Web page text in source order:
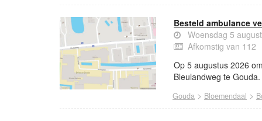
Besteld ambulance
Woensdag 5
Afkomstig van 112
Op 5 augustus 2026
Bleulandweg te Gouda.
Gouda > Bloemendaal >